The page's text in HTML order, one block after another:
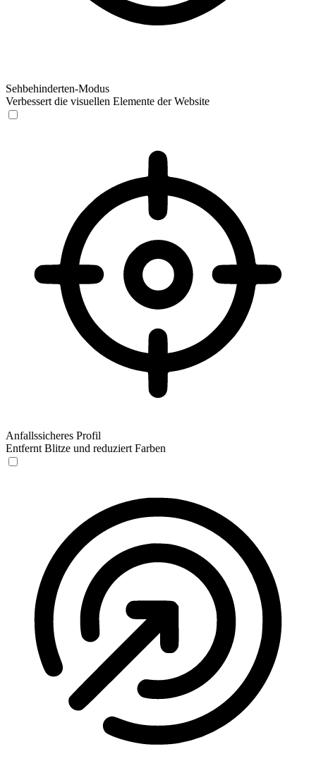
Sehbehinderten-Modus
Verbessert die visuellen Elemente der Website
Anfallssicheres Profil
Entfernt Blitze und reduziert Farben